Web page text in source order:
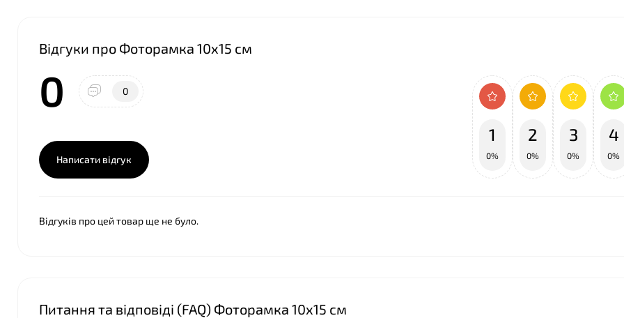
Відгуки про Фоторамка 10х15 см
0 0
Написати відгук
1
0%
2
0%
3
0%
4
0%
Відгуків про цей товар ще не було.
Питання та відповіді (FAQ) Фоторамка 10х15 см